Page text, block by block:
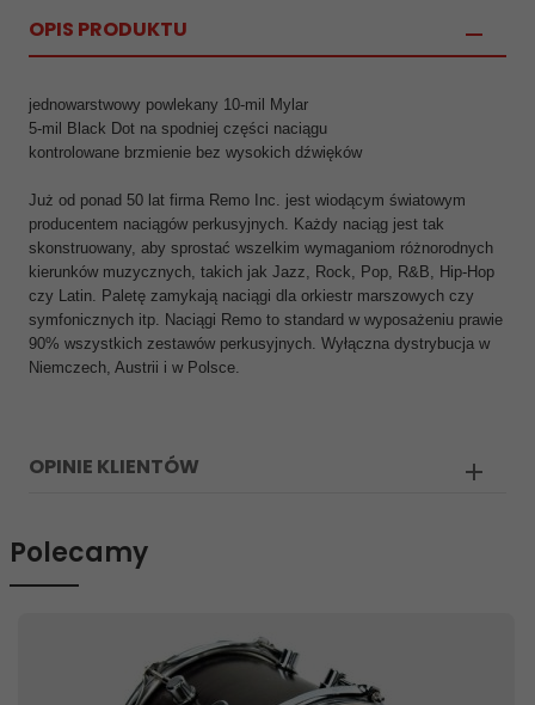
OPIS PRODUKTU
jednowarstwowy powlekany 10-mil Mylar
5-mil Black Dot na spodniej części naciągu
kontrolowane brzmienie bez wysokich dźwięków
Już od ponad 50 lat firma Remo Inc. jest wiodącym światowym
producentem naciągów perkusyjnych. Każdy naciąg jest tak
skonstruowany, aby sprostać wszelkim wymaganiom różnorodnych
kierunków muzycznych, takich jak Jazz, Rock, Pop, R&B, Hip-Hop
czy Latin. Paletę zamykają naciągi dla orkiestr marszowych czy
symfonicznych itp. Naciągi Remo to standard w wyposażeniu prawie
90% wszystkich zestawów perkusyjnych. Wyłączna dystrybucja w
Niemczech, Austrii i w Polsce.
OPINIE KLIENTÓW
Polecamy